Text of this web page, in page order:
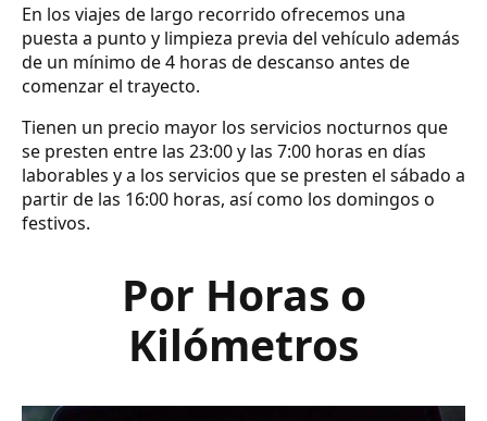
En los viajes de largo recorrido ofrecemos una
puesta a punto y limpieza previa del vehículo además
de un mínimo de 4 horas de descanso antes de
comenzar el trayecto.
Tienen un precio mayor los servicios nocturnos que
se presten entre las 23:00 y las 7:00 horas en días
laborables y a los servicios que se presten el sábado a
partir de las 16:00 horas, así como los domingos o
festivos.
Por Horas o
Kilómetros